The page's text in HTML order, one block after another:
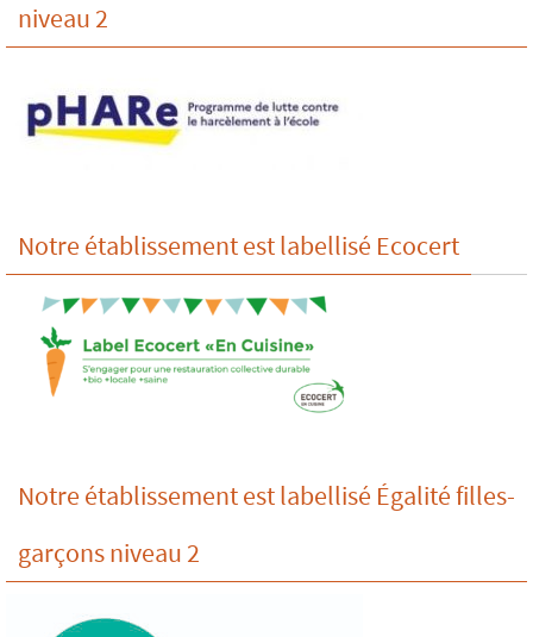
niveau 2
Notre établissement est labellisé Ecocert
Notre établissement est labellisé Égalité filles-
garçons niveau 2